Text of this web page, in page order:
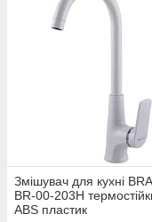
Змішувач для кухні
BR-00-203H
ABS пластик